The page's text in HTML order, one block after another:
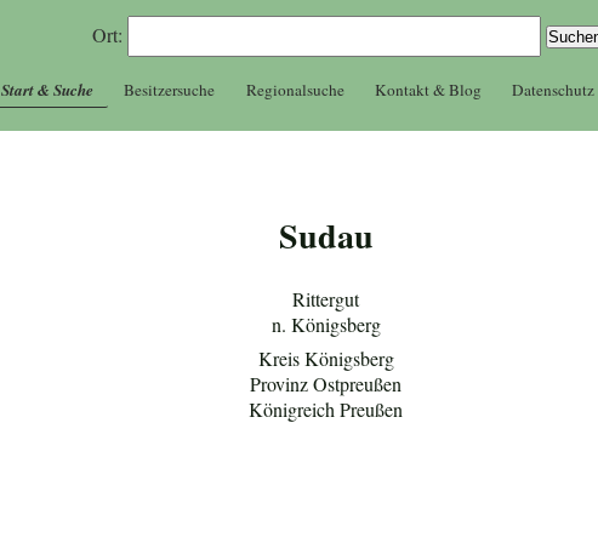
Ort:
Start & Suche Besitzersuche Regionalsuche Kontakt & Blog Datenschutz
Sudau
Rittergut
n. Königsberg
Kreis Königsberg
Provinz Ostpreußen
Königreich Preußen